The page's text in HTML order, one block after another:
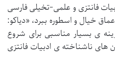
فانتزی و علمی-تخیلی فارسی
خیال و اسطوره ببرد، «دیاکو:
ی بسیار مناسبی برای شروع
ناشناخته ی ادبیات فانتزی